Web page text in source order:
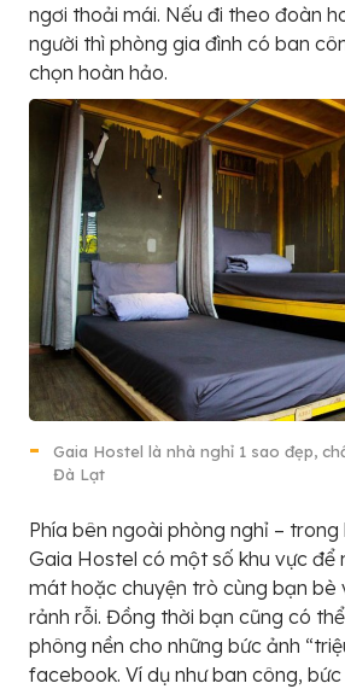
ngơi thoải mái. Nếu đi theo đoàn
người thì phòng gia đình có ban
chọn hoàn hảo.
Gaia Hostel là nhà nghỉ 1 sao đẹp,
Đà Lạt
Phía bên ngoài phòng nghỉ – trong
Gaia Hostel có một số khu vực để
mát hoặc chuyện trò cùng bạn bè
rảnh rỗi. Đồng thời bạn cũng có
phông nền cho những bức ảnh
facebook. Ví dụ như ban công,